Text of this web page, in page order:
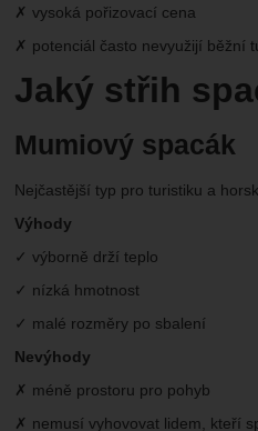
✗ vysoká pořizovací cena
✗ potenciál často nevyužijí běžní
Jaký střih
Mumiový spacák
Nejčastější typ pro turistiku a
Výhody
✓ výborně drží teplo
✓ nízká hmotnost
✓ malé rozměry po sbalení
Nevýhody
✗ méně prostoru pro pohyb
✗ nemusí vyhovovat lidem, kteří